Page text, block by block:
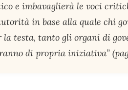
e imbavaglierà le voci
in base alla quale chi
la testa, tanto gli organi di
di propria iniziativa”